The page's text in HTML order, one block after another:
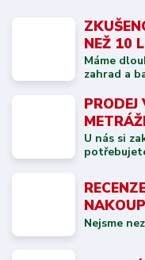
NEŽ 10
Máme
zahrad a
U nás si
Nejsme